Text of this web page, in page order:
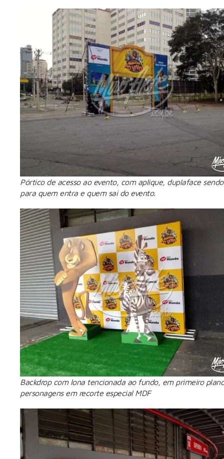
Pórtico de acesso ao evento, com aplique, duplaface
para quem entra e quem sai do evento.
Backdrop com lona tencionada ao fundo, em primeiro plano
personagens em recorte especial MDF